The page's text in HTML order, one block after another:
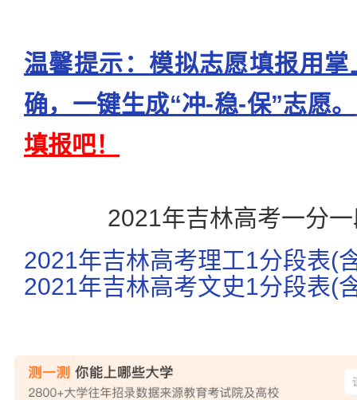
温馨提示：模拟志愿填报用
确，一键生成“冲-稳-保”志愿。
填报吧！
2021年吉林高考一分
2021年吉林高考理工1分段表(
2021年吉林高考文史1分段表(